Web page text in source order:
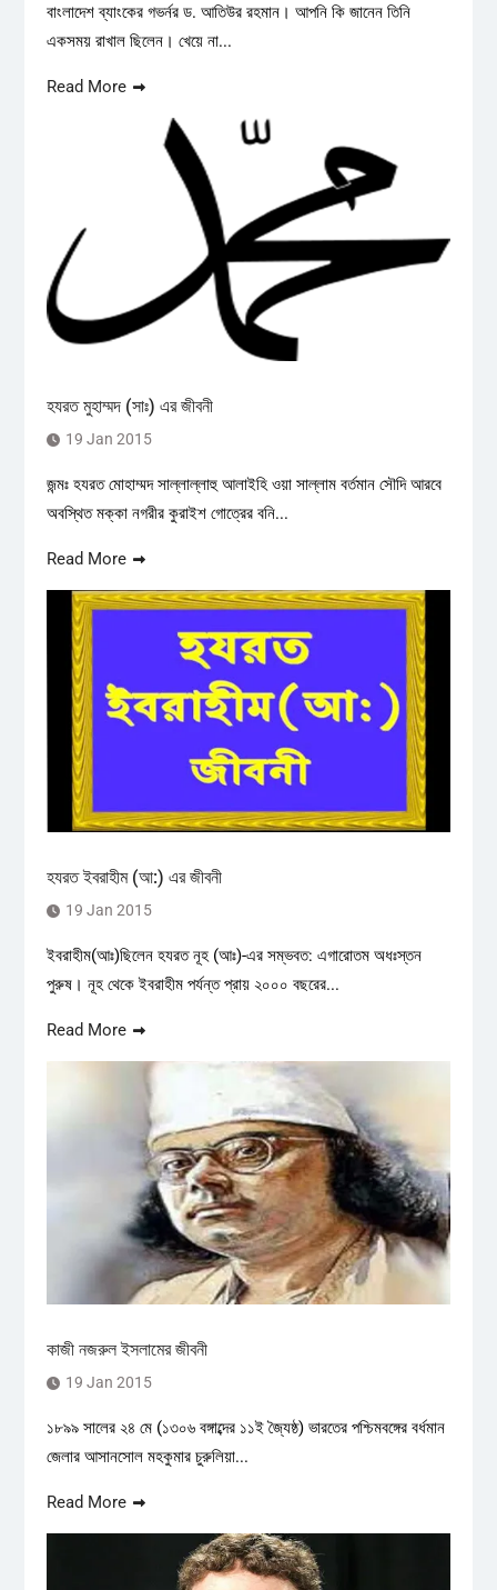
বাংলাদেশ ব্যাংকের গভর্নর ড. আতিউর রহমান। আপনি কি জানেন তিনি
একসময় রাখাল ছিলেন। খেয়ে না...
Read More
হযরত মুহাম্মদ (সাঃ) এর জীবনী
19 Jan 2015
জন্মঃ হযরত মোহাম্মদ সাল্লাল্লাহু আলাইহি ওয়া সাল্লাম বর্তমান সৌদি আরবে
অবস্থিত মক্কা নগরীর কুরাইশ গোত্রের বনি...
Read More
হযরত ইবরাহীম (আ:) এর জীবনী
19 Jan 2015
ইবরাহীম(আঃ)ছিলেন হযরত নূহ (আঃ)-এর সম্ভবত: এগারোতম অধঃস্তন
পুরুষ। নূহ থেকে ইবরাহীম পর্যন্ত প্রায় ২০০০ বছরের...
Read More
কাজী নজরুল ইসলামের জীবনী
19 Jan 2015
১৮৯৯ সালের ২৪ মে (১৩০৬ বঙ্গাব্দের ১১ই জ্যৈষ্ঠ) ভারতের পশ্চিমবঙ্গের বর্ধমান
জেলার আসানসোল মহকুমার চুরুলিয়া...
Read More